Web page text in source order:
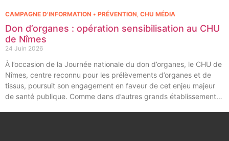
Don d’organes : opération sensibilisation au CHU
de Nîmes
24 Juin 2026
CAMPAGNE D'INFORMATION • PRÉVENTION, CHU MÉDIA
À l’occasion de la Journée nationale du don d’organes, le CHU de
Nîmes, centre reconnu pour les prélèvements d’organes et de
tissus, poursuit son engagement en faveur de cet enjeu majeur
de santé publique. Comme dans d’autres grands établissements